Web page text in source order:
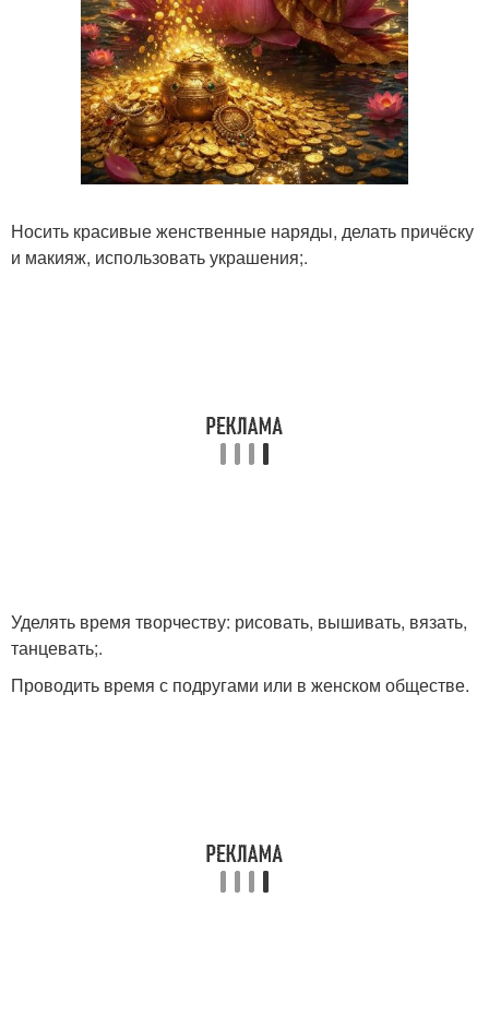
Носить красивые женственные наряды, делать причёску
и макияж, использовать украшения;.
Уделять время творчеству: рисовать, вышивать, вязать,
танцевать;.
Проводить время с подругами или в женском обществе.